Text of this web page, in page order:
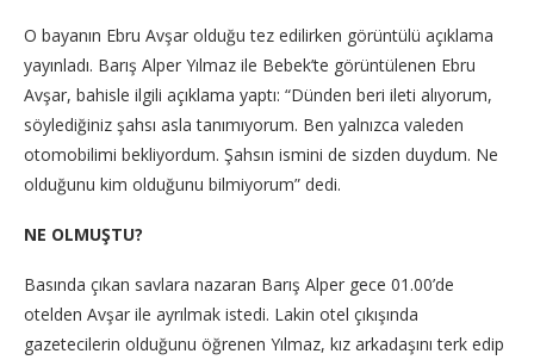
O bayanın Ebru Avşar olduğu tez edilirken görüntülü açıklama
yayınladı. Barış Alper Yılmaz ile Bebek’te görüntülenen Ebru
Avşar, bahisle ilgili açıklama yaptı: “Dünden beri ileti alıyorum,
söylediğiniz şahsı asla tanımıyorum. Ben yalnızca valeden
otomobilimi bekliyordum. Şahsın ismini de sizden duydum. Ne
olduğunu kim olduğunu bilmiyorum” dedi.
NE OLMUŞTU?
Basında çıkan savlara nazaran Barış Alper gece 01.00’de
otelden Avşar ile ayrılmak istedi. Lakin otel çıkışında
gazetecilerin olduğunu öğrenen Yılmaz, kız arkadaşını terk edip